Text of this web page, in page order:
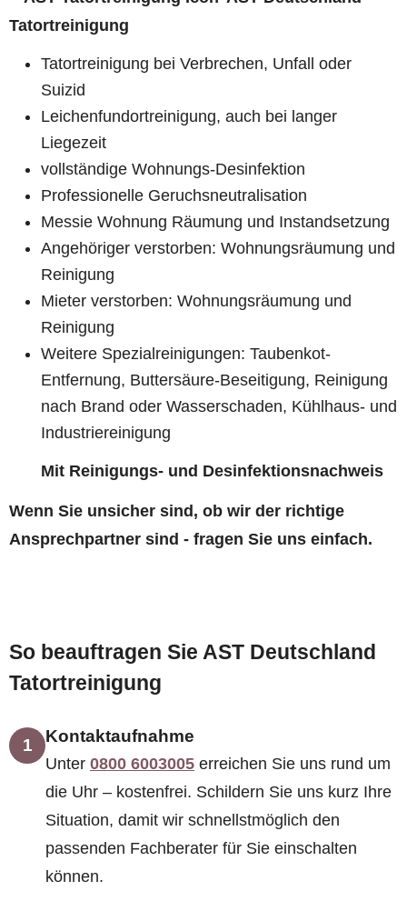
Tatortreinigung
Tatortreinigung bei Verbrechen, Unfall oder
Suizid
Leichenfundortreinigung, auch bei langer
Liegezeit
vollständige Wohnungs-Desinfektion
Professionelle Geruchsneutralisation
Messie Wohnung Räumung und Instandsetzung
Angehöriger verstorben: Wohnungsräumung und
Reinigung
Mieter verstorben: Wohnungsräumung und
Reinigung
Weitere Spezialreinigungen: Taubenkot-
Entfernung, Buttersäure-Beseitigung, Reinigung
nach Brand oder Wasserschaden, Kühlhaus- und
Industriereinigung
Mit Reinigungs- und Desinfektionsnachweis
Wenn Sie unsicher sind, ob wir der richtige
Ansprechpartner sind - fragen Sie uns einfach.
So beauftragen Sie AST Deutschland
Tatortreinigung
1 Kontaktaufnahme
Unter 0800 6003005 erreichen Sie uns rund um
die Uhr – kostenfrei. Schildern Sie uns kurz Ihre
Situation, damit wir schnellstmöglich den
passenden Fachberater für Sie einschalten
können.